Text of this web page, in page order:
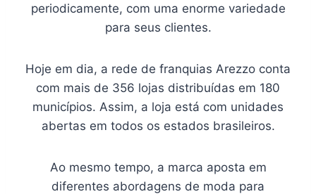
periodicamente, com uma enorme variedade
para seus clientes.
Hoje em dia, a rede de franquias Arezzo conta
com mais de 356 lojas distribuídas em 180
municípios. Assim, a loja está com unidades
abertas em todos os estados brasileiros.
Ao mesmo tempo, a marca aposta em
diferentes abordagens de moda para